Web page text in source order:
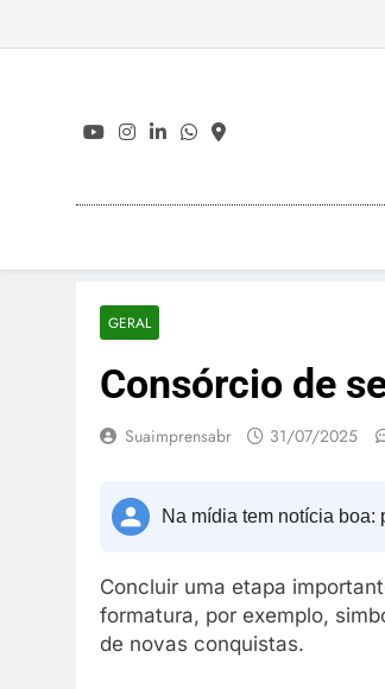
GERAL
Consórcio de
Suaimprensabr 31/07/2025
Na mídia tem notícia boa:
Concluir uma etapa
formatura, por exemplo,
de novas conquistas.